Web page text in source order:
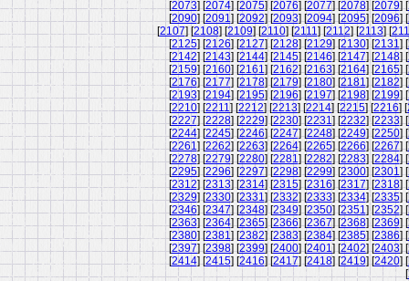
[2073] [2074] [2075] [2076] [2077] [2078] [2079] [
[2090] [2091] [2092] [2093] [2094] [2095] [2096] [
[2107] [2108] [2109] [2110] [2111] [2112] [2113] [
[2125] [2126] [2127] [2128] [2129] [2130] [2131] [
[2142] [2143] [2144] [2145] [2146] [2147] [2148] [
[2159] [2160] [2161] [2162] [2163] [2164] [2165] [
[2176] [2177] [2178] [2179] [2180] [2181] [2182] [
[2193] [2194] [2195] [2196] [2197] [2198] [2199] [
[2210] [2211] [2212] [2213] [2214] [2215] [2216] [
[2227] [2228] [2229] [2230] [2231] [2232] [2233] [
[2244] [2245] [2246] [2247] [2248] [2249] [2250] [
[2261] [2262] [2263] [2264] [2265] [2266] [2267] [
[2278] [2279] [2280] [2281] [2282] [2283] [2284] [
[2295] [2296] [2297] [2298] [2299] [2300] [2301] [
[2312] [2313] [2314] [2315] [2316] [2317] [2318] [
[2329] [2330] [2331] [2332] [2333] [2334] [2335] [
[2346] [2347] [2348] [2349] [2350] [2351] [2352] [
[2363] [2364] [2365] [2366] [2367] [2368] [2369] [
[2380] [2381] [2382] [2383] [2384] [2385] [2386] [
[2397] [2398] [2399] [2400] [2401] [2402] [2403] [
[2414] [2415] [2416] [2417] [2418] [2419] [2420] [
[